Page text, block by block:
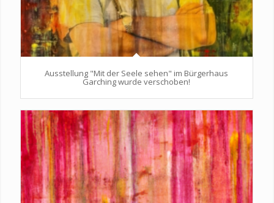
Ausstellung "Mit der Seele sehen" im Bürgerhaus
Garching wurde verschoben!